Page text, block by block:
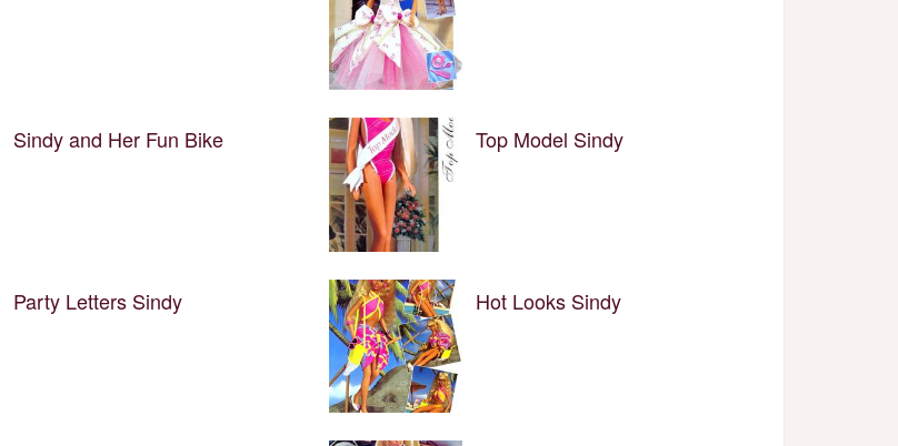
Sindy and Her Fun Bike Top Model Sindy
Party Letters Sindy Hot Looks Sindy